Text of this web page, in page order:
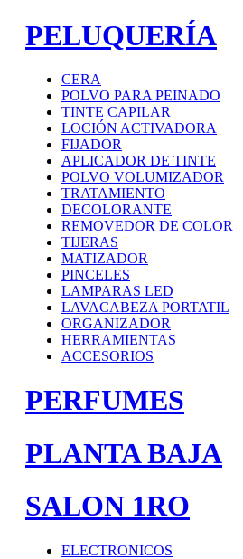
PELUQUERÍA
CERA
POLVO PARA PEINADO
TINTE CAPILAR
LOCIÓN ACTIVADORA
FIJADOR
APLICADOR DE TINTE
POLVO VOLUMIZADOR
TRATAMIENTO
DECOLORANTE
REMOVEDOR DE COLOR
TIJERAS
MATIZADOR
PINCELES
LAMPARAS LED
LAVACABEZA PORTATIL
ORGANIZADOR
HERRAMIENTAS
ACCESORIOS
PERFUMES
PLANTA BAJA
SALON 1RO
ELECTRONICOS